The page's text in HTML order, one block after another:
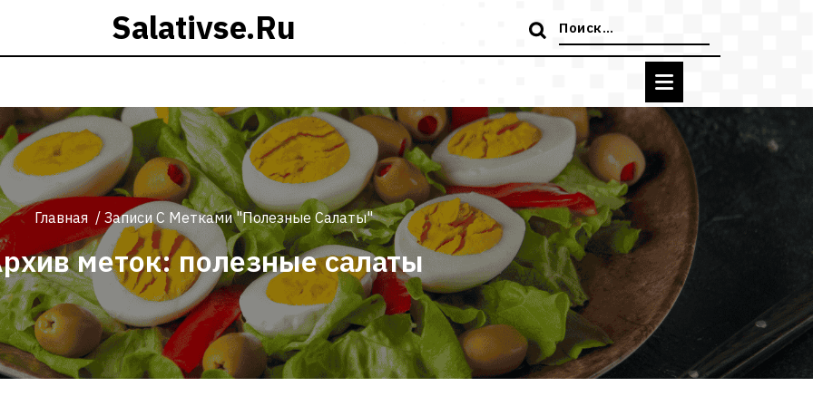
Salativse.ru Поиск:
Главная / Записи С Метками "полезные Салаты"
меток: полезные салаты